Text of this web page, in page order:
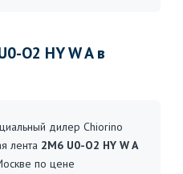
O2 HY W A в
дилер Chiorino
лента 2M6 U0-O2 HY W A
по цене